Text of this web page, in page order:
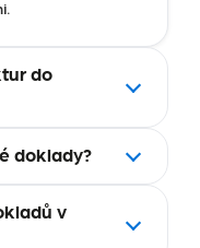
do
doklady?
v